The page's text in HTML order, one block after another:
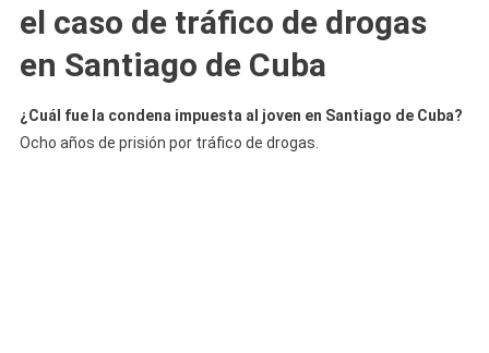
el caso de tráfico de drogas
en Santiago de Cuba
¿Cuál fue la condena impuesta al joven en Santiago de Cuba?
Ocho años de prisión por tráfico de drogas.